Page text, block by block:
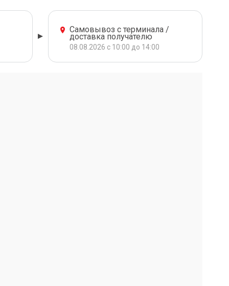
Самовывоз с терминала /
доставка получателю
08.08.2026 с 10:00 до 14:00